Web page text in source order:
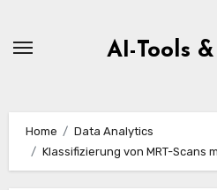
AI-Tools
Home
Data Analytics
Klassifizierung von MRT-Scans